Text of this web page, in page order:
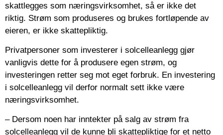
skattlegges som næringsvirksomhet, så er ikke det
riktig. Strøm som produseres og brukes fortløpende av
eieren, er ikke skattepliktig.
Privatpersoner som investerer i solcelleanlegg gjør
vanligvis dette for å produsere egen strøm, og
investeringen retter seg mot eget forbruk. En investering
i solcelleanlegg vil derfor normalt sett ikke være
næringsvirksomhet.
– Dersom noen har inntekter på salg av strøm fra
solcelleanlegg vil de kunne bli skattepliktige for et netto